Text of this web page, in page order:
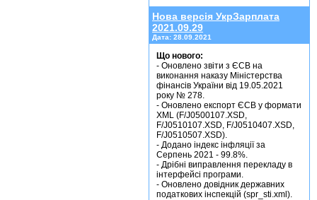
Нова версія УкрЗарплата
2021.09.29
Дата: 28.09.2021
Що нового:
- Оновлено звіти з ЄСВ на
виконання наказу Міністерства
фінансів України від 19.05.2021
року № 278.
- Оновлено експорт ЄСВ у формати
XML (F/J0500107.XSD,
F/J0510107.XSD, F/J0510407.XSD,
F/J0510507.XSD).
- Додано індекс інфляції за
Серпень 2021 - 99.8%.
- Дрібні виправлення перекладу в
інтерфейсі програми.
- Оновлено довідник державних
податкових інспекцій (spr_sti.xml).